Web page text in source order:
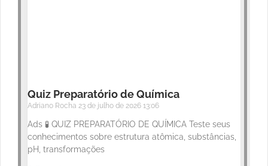
Quiz Preparatório de Química
Adriano Rocha 23 de julho de 2026 13:06
Ads 🧪 QUIZ PREPARATÓRIO DE QUÍMICA Teste seus
conhecimentos sobre estrutura atômica, substâncias,
pH, transformações